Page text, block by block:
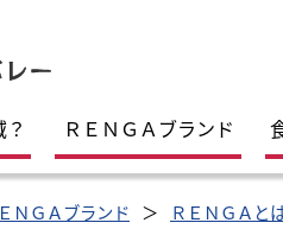
ＲＥＮＧＡブランド
ＮＧＡブランド ＲＥＮＧＡと